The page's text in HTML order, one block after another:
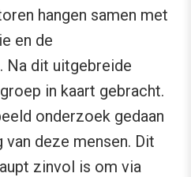
hangen samen met
en de
Na dit uitgebreide
in kaart gebracht.
onderzoek gedaan
van deze mensen. Dit
zinvol is om via